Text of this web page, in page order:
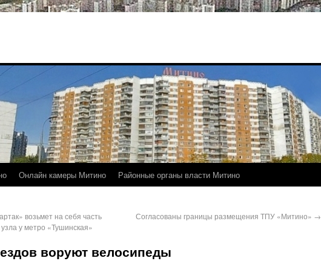
Онлайн камеры Митино Районные органы власти Митино
возьмет на себя часть
у метро «Тушинская»
Согласованы границы размещения ТПУ «Митино» →
воруют велосипеды